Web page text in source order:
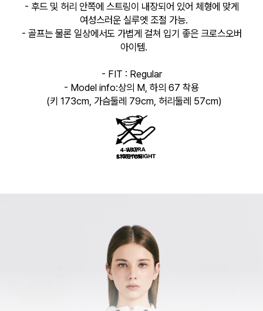
- 후드 및 허리 안쪽에 스트링이 내장되어 있어 체형에 맞게
여성스러운 실루엣 조절 가능.
- 골프는 물론 일상에서도 가볍게 걸쳐 입기 좋은 크로스오버
아이템.
- FIT : Regular
- Model info:상의 M, 하의 67 착용
(키 173cm, 가슴둘레 79cm, 허리둘레 57cm)